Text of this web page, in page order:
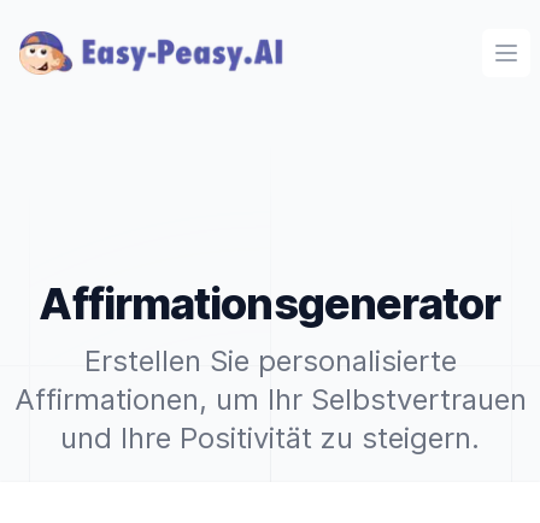
Affirmationsgenerator
Erstellen Sie personalisierte
Affirmationen, um Ihr Selbstvertrauen
und Ihre Positivität zu steigern.